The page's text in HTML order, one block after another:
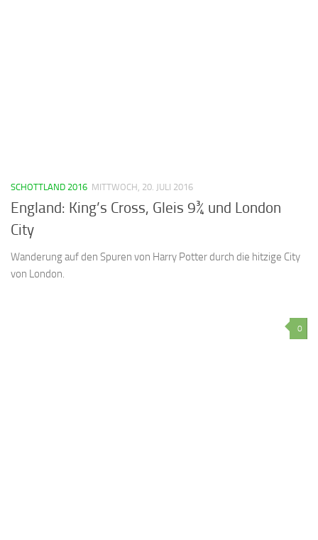
SCHOTTLAND 2016 MITTWOCH, 20. JULI 2016
England: King’s Cross, Gleis 9¾ und London
City
Wanderung auf den Spuren von Harry Potter durch die hitzige City
von London.
0